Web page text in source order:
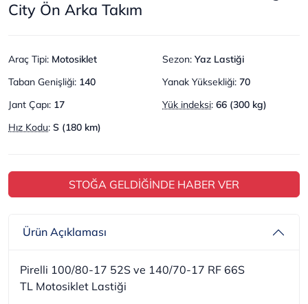
City Ön Arka Takım
Araç Tipi: Motosiklet Sezon: Yaz Lastiği
Taban Genişliği: 140 Yanak Yüksekliği: 70
Jant Çapı: 17 Yük indeksi: 66 (300 kg)
Hız Kodu: S (180 km)
STOĞA GELDİĞİNDE HABER VER
Ürün Açıklaması
Pirelli 100/80-17 52S ve 140/70-17 RF 66S
TL Motosiklet Lastiği